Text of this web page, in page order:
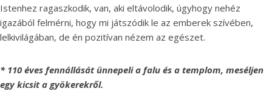
Istenhez ragaszkodik, van, aki eltávolodik, úgyhogy nehéz
igazából felmérni, hogy mi játszódik le az emberek szívében,
lelkivilágában, de én pozitívan nézem az egészet.
* 110 éves fennállását ünnepeli a falu és a templom, meséljen
egy kicsit a gyökerekről.